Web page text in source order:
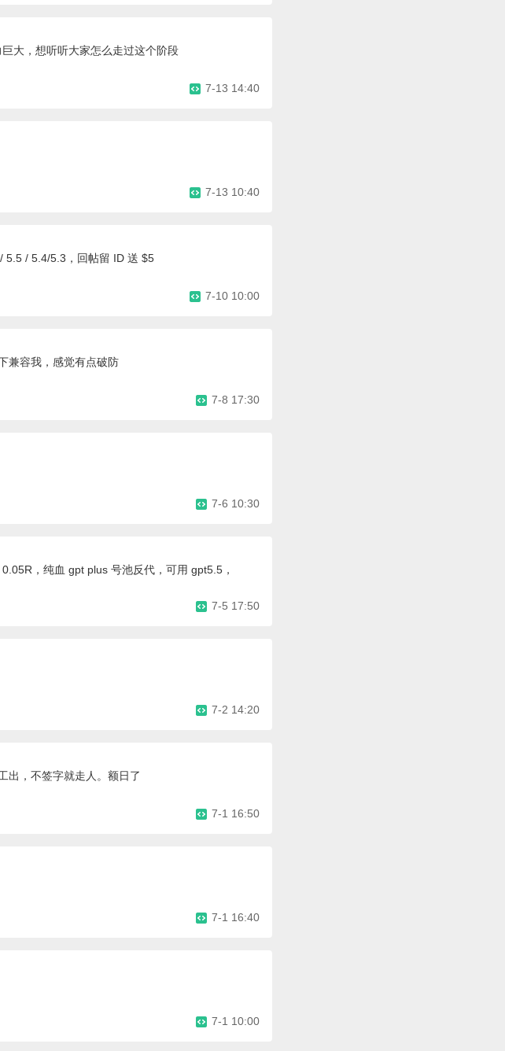
大，想听听大家怎么走过这个阶段
7-13 14:40
7-13 10:40
5.5 / 5.4/5.3，回帖留 ID 送 $5
7-10 10:00
兼容我，感觉有点破防
7-8 17:30
7-6 10:30
，纯血 gpt plus 号池反代，可用 gpt5.5，
7-5 17:50
7-2 14:20
出，不签字就走人。额日了
7-1 16:50
7-1 16:40
7-1 10:00